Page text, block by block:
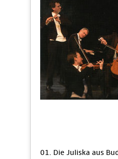
01. Die Juliska aus